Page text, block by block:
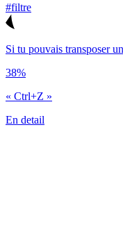
#filtre
Si tu pouvais transposer
38%
« Ctrl+Z »
En detail